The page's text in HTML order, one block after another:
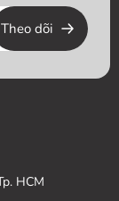
Theo dõi
HCM